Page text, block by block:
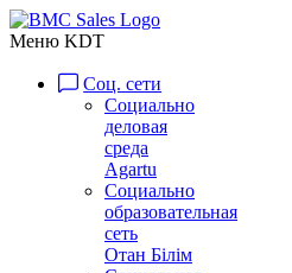
Меню KDT
Соц. сети
Социально
деловая
среда
Agartu
Социально
образовательная
сеть
Отан Бiлiм